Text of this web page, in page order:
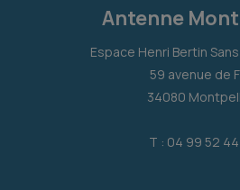
Antenne
Espace Henri Bertin
59 avenue de
34080
T : 04 99 52